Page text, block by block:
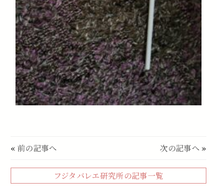
«前の記事へ 次の記事へ »
フジタバレエ研究所の記事一覧